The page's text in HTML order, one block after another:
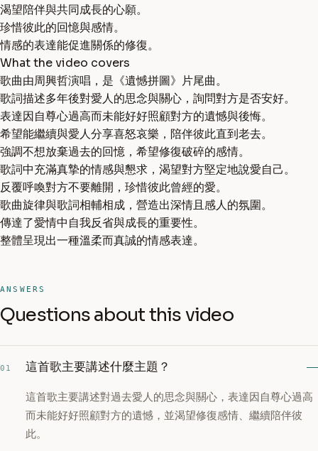
渴望陪伴與共同成長的心願。
珍惜彼此的回憶與感情。
情感的表達能促進關係的修復。
What the video covers
歌曲由周興哲演唱，是《遺憾拼圖》片尾曲。
歌詞描述多年後對愛人的思念與關心，詢問對方是否安好。
表達因自尊心過高而未能好好照顧對方的遺憾與後悔。
希望能繼續與愛人分享喜怒哀樂，陪伴彼此直到老去。
強調不想放棄過去的回憶，希望修復破碎的感情。
歌詞中充滿真摯的情感與懇求，渴望對方堅定地說愛自己。
反覆呼喚對方不要離開，珍惜彼此曾經的愛。
歌曲旋律與歌詞相輔相成，營造出深情且感人的氛圍。
傳達了愛情中自我反省與成長的重要性。
整體呈現出一種溫柔而真誠的情感表達。
ANSWERS
Questions about this video
01 這首歌主要講述什麼主題？
這首歌主要講述對過去愛人的思念與關心，表達因自尊心過高
而未能好好照顧對方的遺憾，並渴望修復感情、繼續陪伴彼
此。